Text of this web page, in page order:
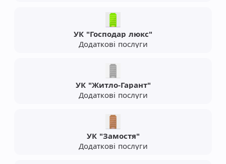
УК "Господар люкс"
Додаткові послуги
УК "Житло-Гарант"
Додаткові послуги
УК "Замостя"
Додаткові послуги